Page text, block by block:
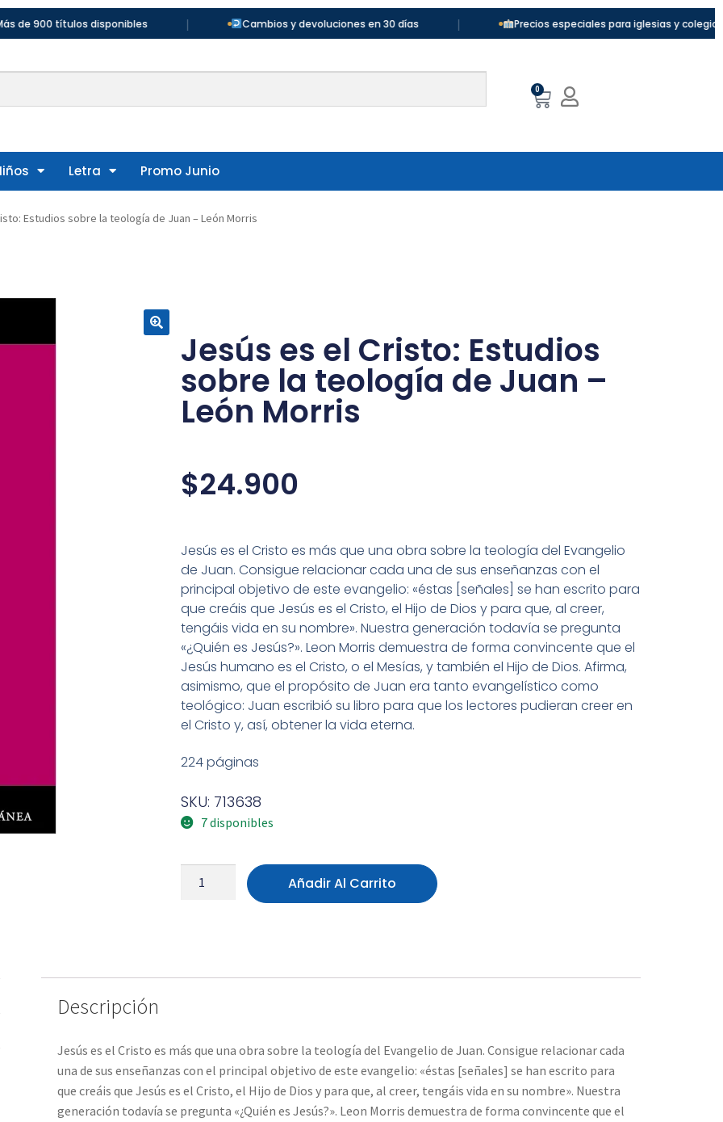
títulos disponibles | Cambios y devoluciones en 30 días Precios especiales para iglesias y colegios
0
Letra Promo Junio
Estudios sobre la teología de Juan – León Morris
Jesús es el Cristo: Estudios
sobre la teología de Juan –
León Morris
$24.900
Jesús es el Cristo es más que una obra sobre la teología del Evangelio
de Juan. Consigue relacionar cada una de sus enseñanzas con el
principal objetivo de este evangelio: «éstas [señales] se han escrito para
que creáis que Jesús es el Cristo, el Hijo de Dios y para que, al creer,
tengáis vida en su nombre». Nuestra generación todavía se pregunta
«¿Quién es Jesús?». Leon Morris demuestra de forma convincente que el
Jesús humano es el Cristo, o el Mesías, y también el Hijo de Dios. Afirma,
asimismo, que el propósito de Juan era tanto evangelístico como
teológico: Juan escribió su libro para que los lectores pudieran creer en
el Cristo y, así, obtener la vida eterna.
224 páginas
SKU: 713638
7 disponibles
Añadir Al Carrito
Descripción
Jesús es el Cristo es más que una obra sobre la teología del Evangelio de Juan. Consigue relacionar cada
una de sus enseñanzas con el principal objetivo de este evangelio: «éstas [señales] se han escrito para
que creáis que Jesús es el Cristo, el Hijo de Dios y para que, al creer, tengáis vida en su nombre». Nuestra
generación todavía se pregunta «¿Quién es Jesús?». Leon Morris demuestra de forma convincente que el